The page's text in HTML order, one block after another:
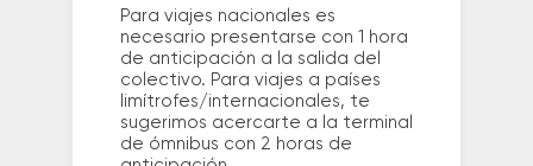
Para viajes nacionales es
necesario presentarse con 1 hora
de anticipación a la salida del
colectivo. Para viajes a países
limítrofes/internacionales, te
sugerimos acercarte a la terminal
de ómnibus con 2 horas de